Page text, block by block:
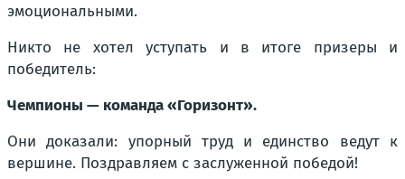
эмоциональными.
Никто не хотел уступать и в итоге призеры и
победитель:
Чемпионы — команда «Горизонт».
Они доказали: упорный труд и единство ведут к
вершине. Поздравляем с заслуженной победой!